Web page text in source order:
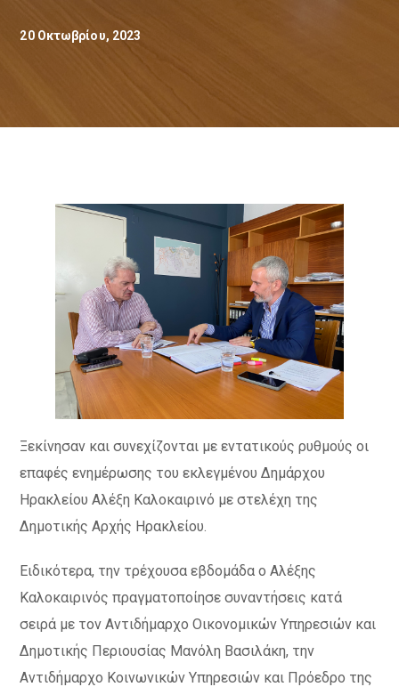
20 Οκτωβρίου, 2023
Ξεκίνησαν και συνεχίζονται με εντατικούς ρυθμούς οι
επαφές ενημέρωσης του εκλεγμένου Δημάρχου
Ηρακλείου Αλέξη Καλοκαιρινό με στελέχη της
Δημοτικής Αρχής Ηρακλείου.
Ειδικότερα, την τρέχουσα εβδομάδα ο Αλέξης
Καλοκαιρινός πραγματοποίησε συναντήσεις κατά
σειρά με τον Αντιδήμαρχο Οικονομικών Υπηρεσιών και
Δημοτικής Περιουσίας Μανόλη Βασιλάκη, την
Αντιδήμαρχο Κοινωνικών Υπηρεσιών και Πρόεδρο της